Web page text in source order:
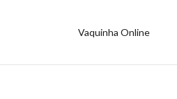
Vaquinha Online